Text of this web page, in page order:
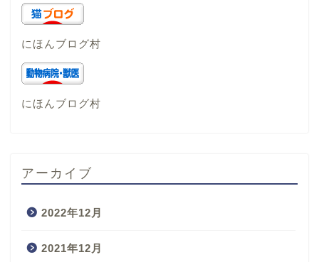
にほんブログ村
にほんブログ村
アーカイブ
2022年12月
2021年12月